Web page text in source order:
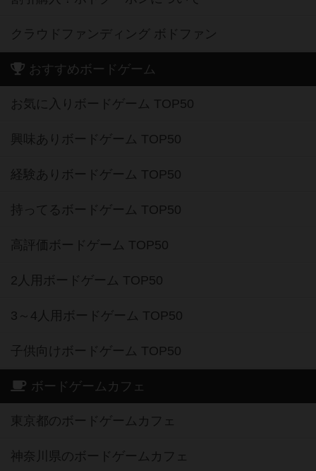
クラウドファンディング ボドファン
おすすめボードゲーム
お気に入りボードゲーム TOP50
興味ありボードゲーム TOP50
経験ありボードゲーム TOP50
持ってるボードゲーム TOP50
高評価ボードゲーム TOP50
2人用ボードゲーム TOP50
3～4人用ボードゲーム TOP50
子供向けボードゲーム TOP50
ボードゲームカフェ
東京都のボードゲームカフェ
神奈川県のボードゲームカフェ